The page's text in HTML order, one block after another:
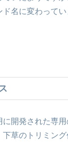
ド名に変わってい
に開発された専
草のトリミン